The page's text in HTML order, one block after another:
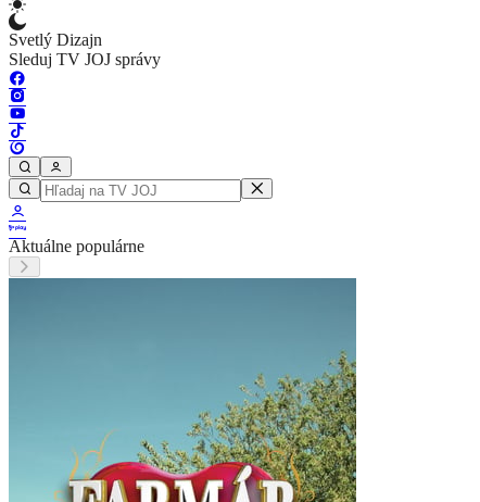
Svetlý Dizajn
Sleduj TV JOJ správy
Aktuálne populárne